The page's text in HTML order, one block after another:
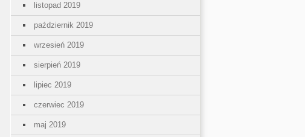
listopad 2019
październik 2019
wrzesień 2019
sierpień 2019
lipiec 2019
czerwiec 2019
maj 2019